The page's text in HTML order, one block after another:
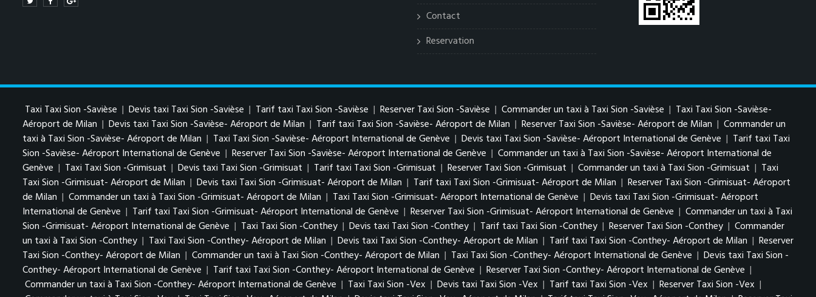
Contact
Reservation
Taxi Taxi Sion -Savièse | Devis taxi Taxi Sion -Savièse | Tarif taxi Taxi Sion -Savièse | Reserver Taxi Sion -Savièse | Commander un taxi à Taxi Sion -Savièse | Taxi Taxi Sion -Savièse-
Aéroport de Milan | Devis taxi Taxi Sion -Savièse- Aéroport de Milan | Tarif taxi Taxi Sion -Savièse- Aéroport de Milan | Reserver Taxi Sion -Savièse- Aéroport de Milan | Commander un
taxi à Taxi Sion -Savièse- Aéroport de Milan | Taxi Taxi Sion -Savièse- Aéroport International de Genève | Devis taxi Taxi Sion -Savièse- Aéroport International de Genève | Tarif taxi Taxi
Sion -Savièse- Aéroport International de Genève | Reserver Taxi Sion -Savièse- Aéroport International de Genève | Commander un taxi à Taxi Sion -Savièse- Aéroport International de
Genève | Taxi Taxi Sion -Grimisuat | Devis taxi Taxi Sion -Grimisuat | Tarif taxi Taxi Sion -Grimisuat | Reserver Taxi Sion -Grimisuat | Commander un taxi à Taxi Sion -Grimisuat | Taxi
Taxi Sion -Grimisuat- Aéroport de Milan | Devis taxi Taxi Sion -Grimisuat- Aéroport de Milan | Tarif taxi Taxi Sion -Grimisuat- Aéroport de Milan | Reserver Taxi Sion -Grimisuat- Aéroport
de Milan | Commander un taxi à Taxi Sion -Grimisuat- Aéroport de Milan | Taxi Taxi Sion -Grimisuat- Aéroport International de Genève | Devis taxi Taxi Sion -Grimisuat- Aéroport
International de Genève | Tarif taxi Taxi Sion -Grimisuat- Aéroport International de Genève | Reserver Taxi Sion -Grimisuat- Aéroport International de Genève | Commander un taxi à Taxi
Sion -Grimisuat- Aéroport International de Genève | Taxi Taxi Sion -Conthey | Devis taxi Taxi Sion -Conthey | Tarif taxi Taxi Sion -Conthey | Reserver Taxi Sion -Conthey | Commander
un taxi à Taxi Sion -Conthey | Taxi Taxi Sion -Conthey- Aéroport de Milan | Devis taxi Taxi Sion -Conthey- Aéroport de Milan | Tarif taxi Taxi Sion -Conthey- Aéroport de Milan | Reserver
Taxi Sion -Conthey- Aéroport de Milan | Commander un taxi à Taxi Sion -Conthey- Aéroport de Milan | Taxi Taxi Sion -Conthey- Aéroport International de Genève | Devis taxi Taxi Sion -
Conthey- Aéroport International de Genève | Tarif taxi Taxi Sion -Conthey- Aéroport International de Genève | Reserver Taxi Sion -Conthey- Aéroport International de Genève |
Commander un taxi à Taxi Sion -Conthey- Aéroport International de Genève | Taxi Taxi Sion -Vex | Devis taxi Taxi Sion -Vex | Tarif taxi Taxi Sion -Vex | Reserver Taxi Sion -Vex |